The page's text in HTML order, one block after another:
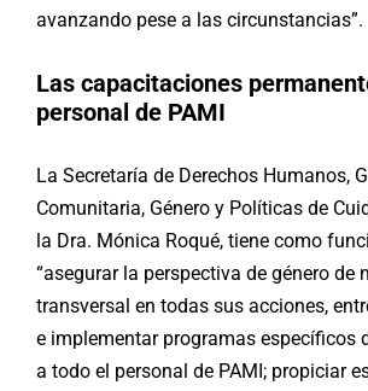
avanzando pese a las circunstancias”.
Las capacitaciones
personal de PAMI
La Secretaría de Derechos Humanos,
Comunitaria, Género y Políticas de
la Dra. Mónica Roqué, tiene como
“asegurar la perspectiva de género de
transversal en todas sus acciones,
e implementar programas específicos
a todo el personal de PAMI; propiciar